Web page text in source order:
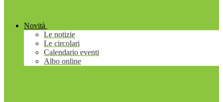
Novità
Le notizie
Le circolari
Calendario eventi
Albo online